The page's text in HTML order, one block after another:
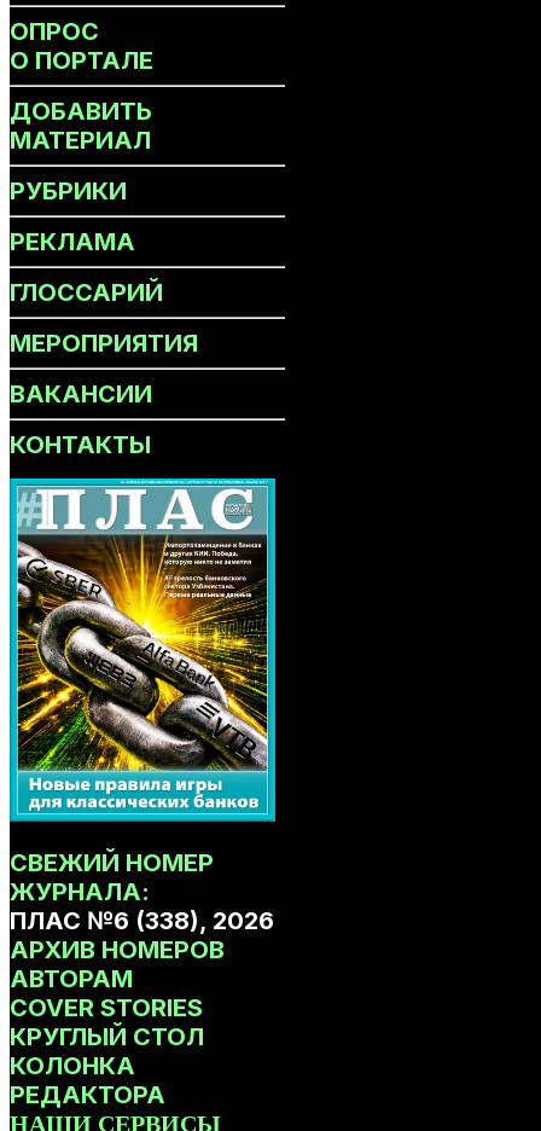
ОПРОС
О ПОРТАЛЕ
ДОБАВИТЬ
МАТЕРИАЛ
РУБРИКИ
РЕКЛАМА
ГЛОССАРИЙ
МЕРОПРИЯТИЯ
ВАКАНСИИ
КОНТАКТЫ
СВЕЖИЙ НОМЕР
ЖУРНАЛА:
ПЛАС №6 (338), 2026
АРХИВ НОМЕРОВ
АВТОРАМ
COVER STORIES
КРУГЛЫЙ СТОЛ
КОЛОНКА
РЕДАКТОРА
НАШИ СЕРВИСЫ